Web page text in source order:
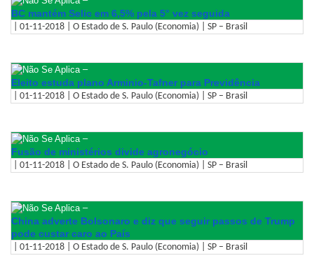
BC mantém Selic em 6,5% pela 5° vez seguida
| 01-11-2018 | O Estado de S. Paulo (Economia) | SP – Brasil
–
Eleito estuda plano Arminio-Tafner para Previdência
| 01-11-2018 | O Estado de S. Paulo (Economia) | SP – Brasil
–
Fusão de ministérios divide agronegócio
| 01-11-2018 | O Estado de S. Paulo (Economia) | SP – Brasil
–
China adverte Bolsonaro e diz que seguir passos de Trump
pode custar caro ao País
| 01-11-2018 | O Estado de S. Paulo (Economia) | SP – Brasil